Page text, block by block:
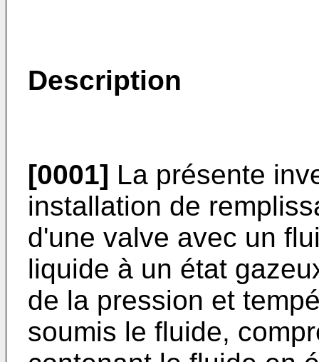
Description
[0001] La présente
installation de
d'une valve avec un
liquide à un état
de la pression et
soumis le fluide,